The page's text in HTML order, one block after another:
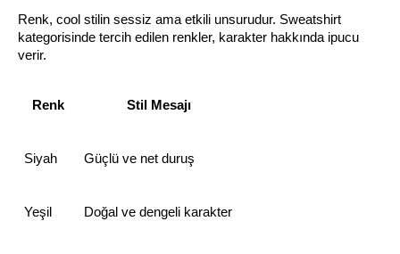
Renk, cool stilin sessiz ama etkili unsurudur. Sweatshirt
kategorisinde tercih edilen renkler, karakter hakkında ipucu
verir.
Renk Stil Mesajı
Siyah Güçlü ve net duruş
Yeşil Doğal ve dengeli karakter